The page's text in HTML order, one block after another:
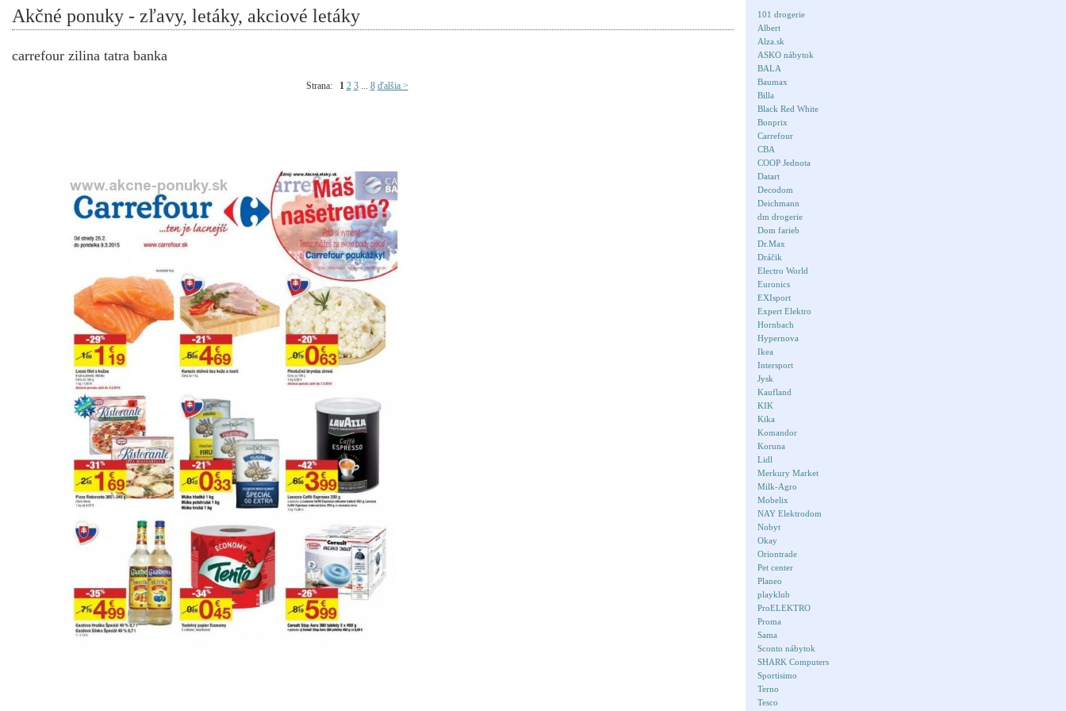
Akčné ponuky - zľavy, letáky, akciové letáky
101 drogerie
Albert
Alza.sk
ASKO nábytok
BALA
Baumax
Billa
Black Red White
Bonprix
Carrefour
CBA
COOP Jednota
Datart
Decodom
Deichmann
dm drogerie
Dom farieb
Dr.Max
Dráčik
Electro World
Euronics
EXIsport
Expert Elektro
Hornbach
Hypernova
Ikea
Intersport
Jysk
Kaufland
KIK
Kika
Komandor
Koruna
Lidl
Merkury Market
Milk-Agro
Mobelix
NAY Elektrodom
Nobyt
Okay
Oriontrade
Pet center
Planeo
playklub
ProELEKTRO
Proma
Sama
Sconto nábytok
SHARK Computers
Sportisimo
Terno
Tesco
carrefour zilina tatra banka
Strana: 1 2 3... 8 ďalšia >